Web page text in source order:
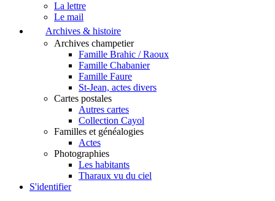
La lettre
Le mail
Archives & histoire
Archives champetier
Famille Brahic / Raoux
Famille Chabanier
Famille Faure
St-Jean, actes divers
Cartes postales
Autres cartes
Collection Cayol
Familles et généalogies
Actes
Photographies
Les habitants
Tharaux vu du ciel
S'identifier